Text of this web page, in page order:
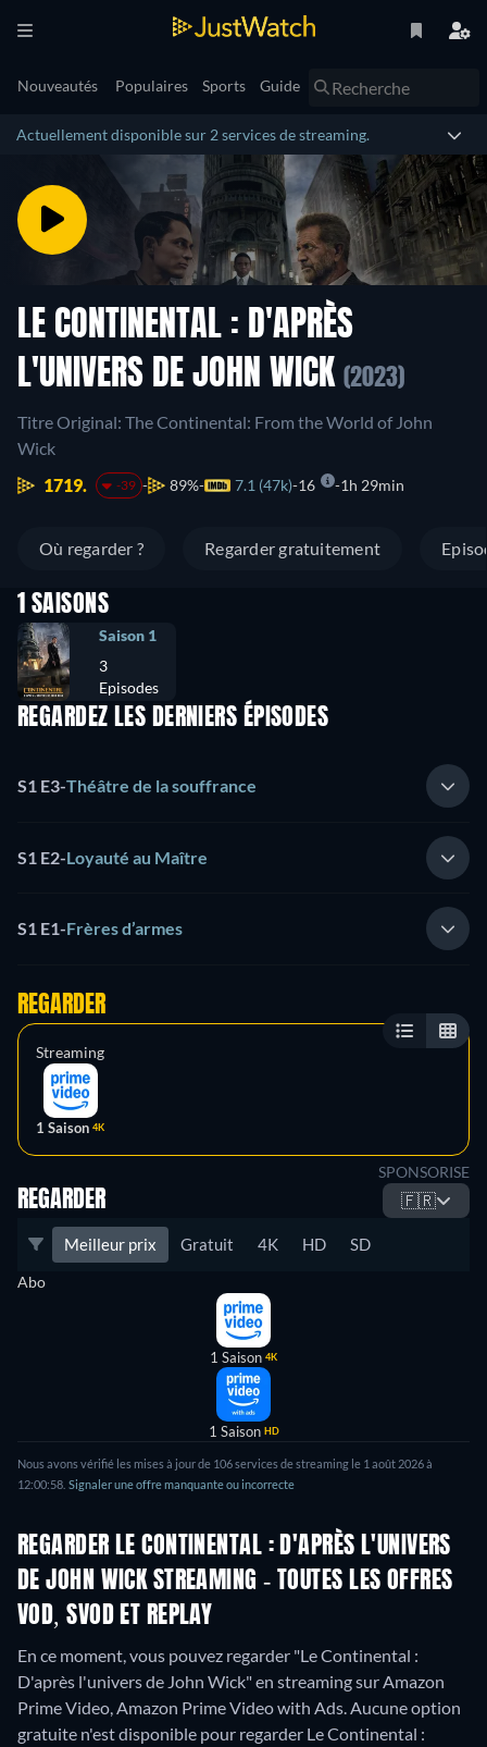
Nouveautés Populaires Sports Guide
Actuellement disponible sur 2 services de streaming.
LE CONTINENTAL : D'APRÈS
L'UNIVERS DE JOHN WICK (2023)
Titre Original: The Continental: From the World of John
Wick
1719.
-39 89% 7.1 (47k) 16 1h 29min
Où regarder ? Regarder gratuitement
1 SAISONS
Saison 1
3
Episodes
REGARDEZ LES DERNIERS ÉPISODES
S1 E3-Théâtre de la souffrance
S1 E2-Loyauté au Maître
S1 E1-Frères d’armes
REGARDER
Streaming
1 Saison 4K
SPONSORISE
REGARDER 🇫🇷
Meilleur prix Gratuit 4K HD SD
Abo
1 Saison 4K
1 Saison HD
Nous avons vérifié les mises à jour de 106 services de streaming le 1 août 2026 à
12:00:58. Signaler une offre manquante ou incorrecte
REGARDER LE CONTINENTAL : D'APRÈS L'UNIVERS
DE JOHN WICK STREAMING - TOUTES LES OFFRES
VOD, SVOD ET REPLAY
En ce moment, vous pouvez regarder "Le Continental :
D'après l'univers de John Wick" en streaming sur Amazon
Prime Video, Amazon Prime Video with Ads. Aucune option
gratuite n'est disponible pour regarder Le Continental :